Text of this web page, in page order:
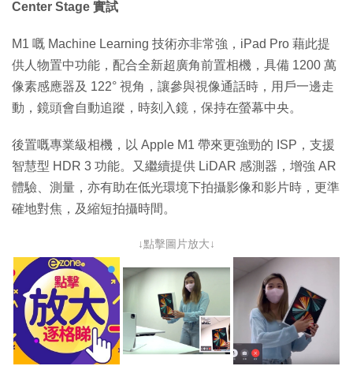
Center Stage 實試
M1 嘅 Machine Learning 技術亦非常強，iPad Pro 藉此提
供人物置中功能，配合全新超廣角前置相機，具備 1200 萬
像素感應器及 122° 視角，讓參與視像通話時，用戶一邊走
動，鏡頭會自動追蹤，時刻入鏡，保持在螢幕中央。
後置嘅專業級相機，以 Apple M1 帶來更強勁的 ISP，支援
智慧型 HDR 3 功能。又繼續提供 LiDAR 感測器，增強 AR
體驗、測量，亦有助在低光環境下拍攝影像和影片時，更準
確地對焦，及縮短拍攝時間。
↓點擊圖片放大↓